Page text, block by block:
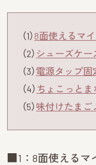
（1） 8面使えるマ
（2） シューズケー
（3） 電源タップ固
（4） ちょこっとま
（5） 味付けたまご
■1：8面使える